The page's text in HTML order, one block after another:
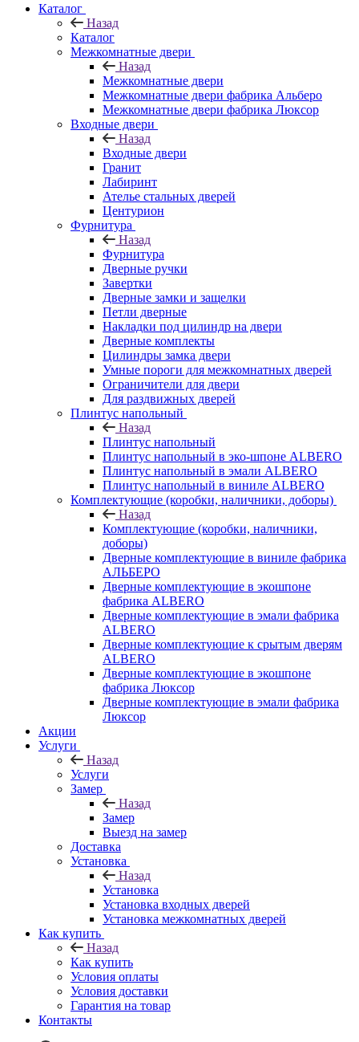
Каталог
Назад
Каталог
Межкомнатные двери
Назад
Межкомнатные двери
Межкомнатные двери фабрика Альберо
Межкомнатные двери фабрика Люксор
Входные двери
Назад
Входные двери
Гранит
Лабиринт
Ателье стальных дверей
Центурион
Фурнитура
Назад
Фурнитура
Дверные ручки
Завертки
Дверные замки и защелки
Петли дверные
Накладки под цилиндр на двери
Дверные комплекты
Цилиндры замка двери
Умные пороги для межкомнатных дверей
Ограничители для двери
Для раздвижных дверей
Плинтус напольный
Назад
Плинтус напольный
Плинтус напольный в эко-шпоне ALBERO
Плинтус напольный в эмали ALBERO
Плинтус напольный в виниле ALBERO
Комплектующие (коробки, наличники, доборы)
Назад
Комплектующие (коробки, наличники,
доборы)
Дверные комплектующие в виниле фабрика
АЛЬБЕРО
Дверные комплектующие в экошпоне
фабрика ALBERO
Дверные комплектующие в эмали фабрика
ALBERO
Дверные комплектующие к срытым дверям
ALBERO
Дверные комплектующие в экошпоне
фабрика Люксор
Дверные комплектующие в эмали фабрика
Люксор
Акции
Услуги
Назад
Услуги
Замер
Назад
Замер
Выезд на замер
Доставка
Установка
Назад
Установка
Установка входных дверей
Установка межкомнатных дверей
Как купить
Назад
Как купить
Условия оплаты
Условия доставки
Гарантия на товар
Контакты